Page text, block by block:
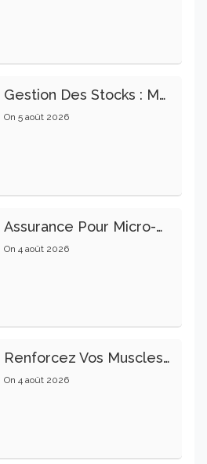
Gestion Des Stocks : Meilleures Pratiques Intralogistiques
On 5 août 2026
Assurance Pour Micro-Entrepreneur : Les Garanties Essentielles À Connaître
On 4 août 2026
Renforcez Vos Muscles Profonds Pour Apaiser Votre Mal De Dos
On 4 août 2026